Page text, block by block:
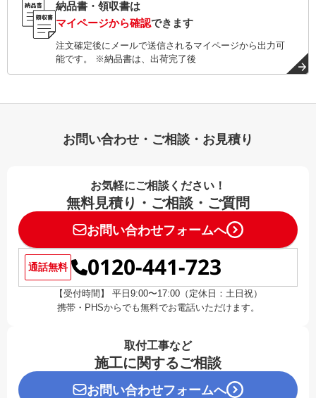
納品書・領収書は
マイページから確認できます
注文確定後にメールで送信されるマイページから出力可
能です。 ※納品書は、出荷完了後
お問い合わせ・ご相談・お見積り
お気軽にご相談ください！
無料見積り・ご相談・ご質問
お問い合わせフォームへ
通話無料 0120-441-723
【受付時間】 平日9:00〜17:00（定休日：土日祝）
携帯・PHSからでも無料でお電話いただけます。
取付工事など
施工に関するご相談
お問い合わせフォームへ